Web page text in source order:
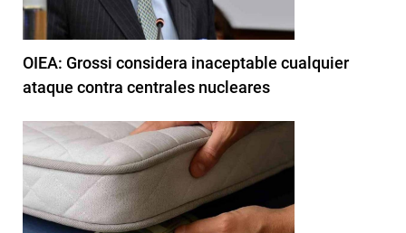
OIEA: Grossi considera inaceptable cualquier
ataque contra centrales nucleares